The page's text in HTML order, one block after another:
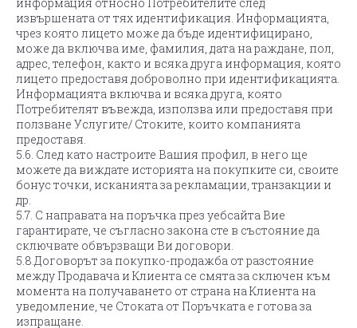
извършената от тях идентификация. Информацията,
чрез която лицето може да бъде идентифицирано,
може да включва име, фамилия, дата на раждане, пол,
адрес, телефон, както и всяка друга информация, която
лицето предоставя доброволно при идентификацията.
Информацията включва и всяка друга, която
Потребителят въвежда, използва или предоставя при
ползване Услугите/ Стоките, които компанията
предоставя.
5.6. След като настроите Вашия профил, в него ще
можете да виждате историята на покупките си, своите
бонус точки, исканията за рекламации, транзакции и
др.
5.7. С направата на поръчка през уебсайта Вие
гарантирате, че съгласно закона сте в състояние да
сключвате обвързващи Ви договори.
5.8.Договорът за покупко-продажба от разстояние
между Продавача и Клиента се смята за сключен към
момента на получаването от страна на Клиента на
уведомление, че Стоката от Поръчката е готова за
изпращане.